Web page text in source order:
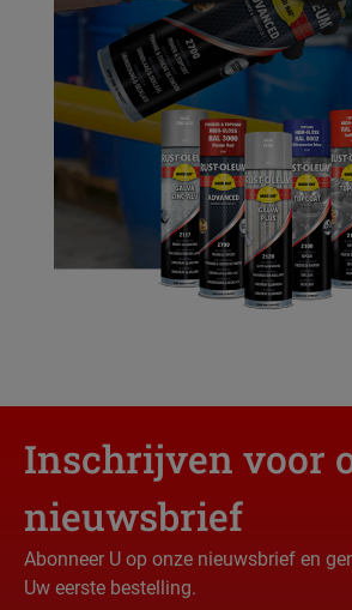
Inschrijven voor
nieuwsbrief
Abonneer U op onze nieuwsbrief en
Uw eerste bestelling.